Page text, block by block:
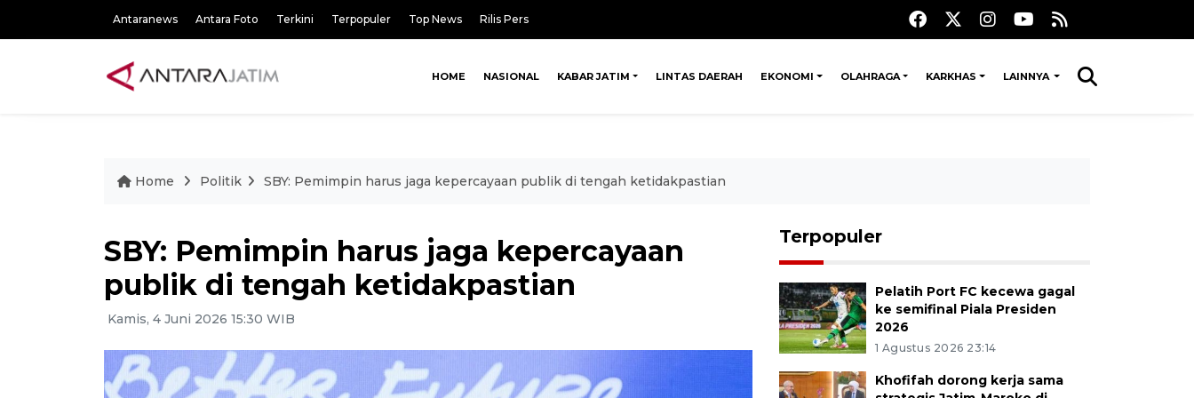
Antaranews Antara Foto Terkini Terpopuler Top News Rilis Pers
HOME NASIONAL KABAR JATIM LINTAS DAERAH EKONOMI OLAHRAGA KARKHAS LAINNYA
Home Politik SBY: Pemimpin harus jaga kepercayaan publik di tengah ketidakpastian
SBY: Pemimpin harus jaga kepercayaan
publik di tengah ketidakpastian
Kamis, 4 Juni 2026 15:30 WIB
Terpopuler
Pelatih Port FC kecewa gagal
ke semifinal Piala Presiden
2026
1 Agustus 2026 23:14
Khofifah dorong kerja sama